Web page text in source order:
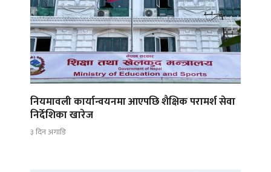
नियमावली कार्यान्वयनमा आएपछि शैक्षिक परामर्श सेवा
निर्देशिका खारेज
३ दिन अगाडि